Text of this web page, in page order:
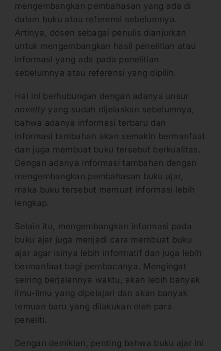
mengembangkan pembahasan yang ada di
dalam buku atau referensi sebelumnya.
Artinya, dosen sebagai penulis dianjurkan
untuk mengembangkan hasil penelitian atau
informasi yang ada pada penelitian
sebelumnya atau referensi yang dipilih.
Hal ini berhubungan dengan adanya unsur
novelty yang sudah dijelaskan sebelumnya,
bahwa adanya informasi terbaru dan
informasi tambahan akan semakin bermanfaat
dan juga membuat buku tersebut berkualitas.
Dengan adanya informasi tambahan dengan
mengembangkan pembahasan buku ajar,
maka buku tersebut memuat informasi lebih
lengkap.
Selain itu, mengembangkan informasi pada
buku ajar juga menjadi cara membuat buku
ajar agar isinya lebih informatif dan juga lebih
bermanfaat bagi pembacanya. Mengingat
seiring berjalannya waktu, akan lebih banyak
ilmu-ilmu yang dipelajari dan akan banyak
temuan baru yang dilakukan oleh para
peneliti.
Dengan demikian, penting bahwa buku ajar ini